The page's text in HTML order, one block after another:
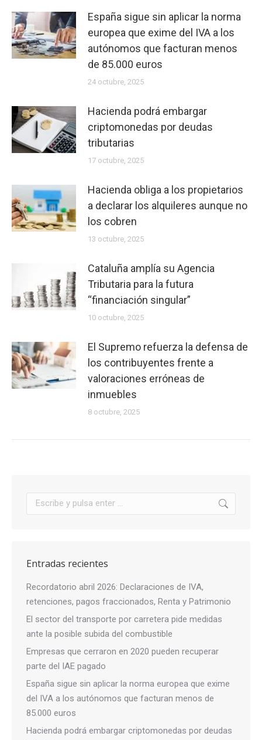
Publisher
Name
Publisher
Logo
España sigue sin aplicar la norma
europea que exime del IVA a los
autónomos que facturan menos
de 85.000 euros
24 octubre, 2025
Hacienda podrá embargar
criptomonedas por deudas
tributarias
17 octubre, 2025
Hacienda obliga a los propietarios
a declarar los alquileres aunque no
los cobren
13 octubre, 2025
Cataluña amplía su Agencia
Tributaria para la futura
“financiación singular”
10 octubre, 2025
El Supremo refuerza la defensa de
los contribuyentes frente a
valoraciones erróneas de
inmuebles
8 octubre, 2025
Buscar:
Entradas recientes
Recordatorio abril 2026: Declaraciones de IVA,
retenciones, pagos fraccionados, Renta y Patrimonio
El sector del transporte por carretera pide medidas
ante la posible subida del combustible
Empresas que cerraron en 2020 pueden recuperar
parte del IAE pagado
España sigue sin aplicar la norma europea que exime
del IVA a los autónomos que facturan menos de
85.000 euros
Hacienda podrá embargar criptomonedas por deudas